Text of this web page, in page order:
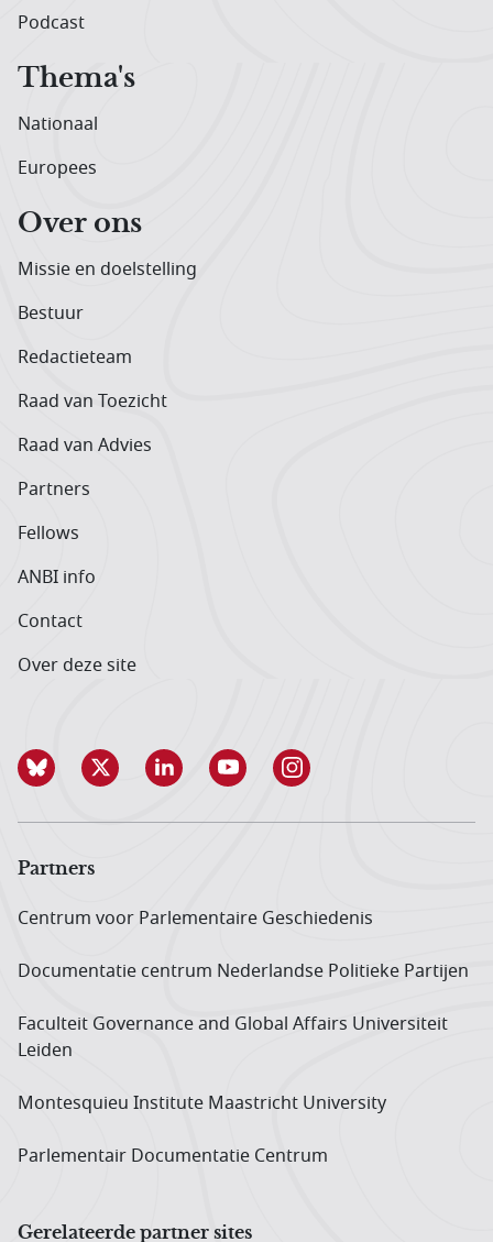
Podcast
Thema's
Nationaal
Europees
Over ons
Missie en doelstelling
Bestuur
Redactieteam
Raad van Toezicht
Raad van Advies
Partners
Fellows
ANBI info
Contact
Over deze site
Partners
Centrum voor Parlementaire Geschiedenis
Documentatie centrum Neder­landse Politieke Partijen
Faculteit Governance and Global Affairs Universiteit
Leiden
Montesquieu Institute Maastricht University
Parlementair Documentatie Centrum
Gerelateerde partner sites